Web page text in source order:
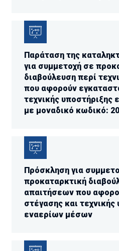
Παράταση της
για συμμετοχή σε
διαβούλευση περί
που αφορούν
τεχνικής
με μοναδικό κωδικό:
Πρόσκληση για
προκαταρκτική
απαιτήσεων που
στέγασης και τεχνικής
εναερίων μέσων